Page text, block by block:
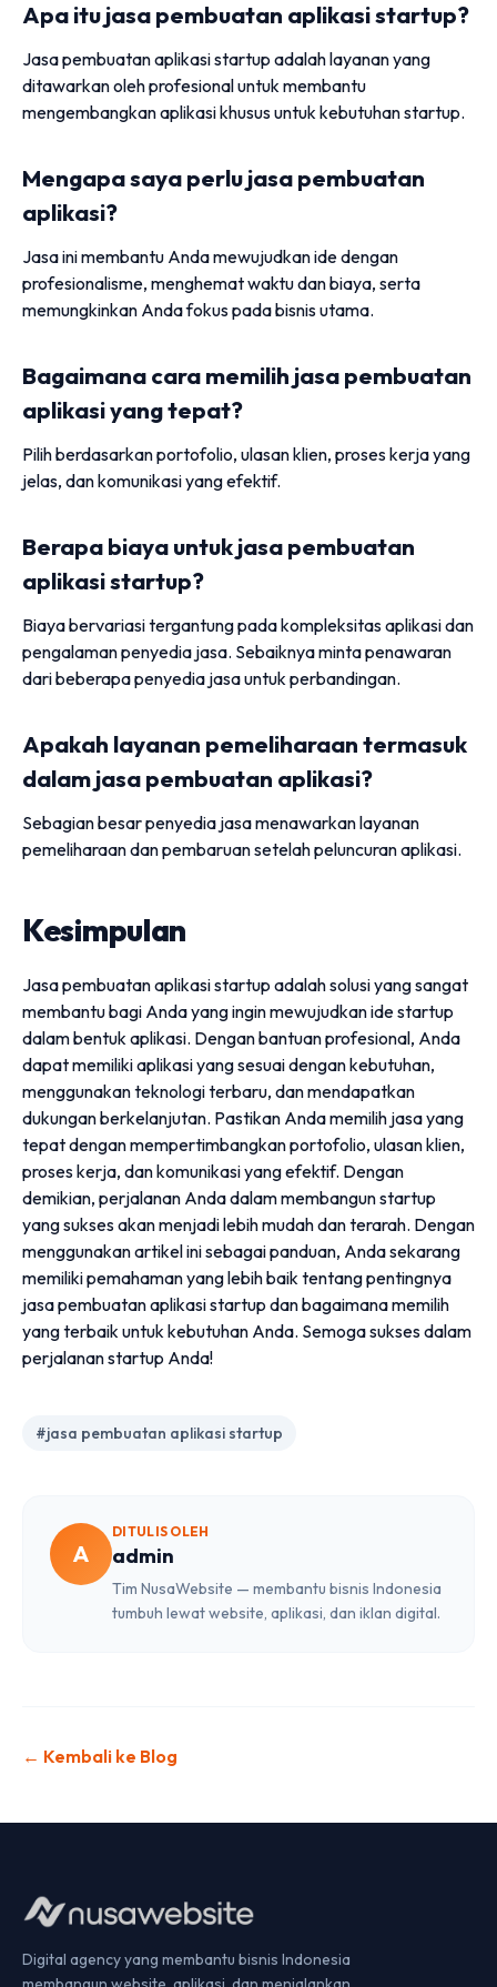
Apa itu jasa pembuatan aplikasi startup?
Jasa pembuatan aplikasi startup adalah layanan yang
ditawarkan oleh profesional untuk membantu
mengembangkan aplikasi khusus untuk kebutuhan startup.
Mengapa saya perlu jasa pembuatan
aplikasi?
Jasa ini membantu Anda mewujudkan ide dengan
profesionalisme, menghemat waktu dan biaya, serta
memungkinkan Anda fokus pada bisnis utama.
Bagaimana cara memilih jasa pembuatan
aplikasi yang tepat?
Pilih berdasarkan portofolio, ulasan klien, proses kerja yang
jelas, dan komunikasi yang efektif.
Berapa biaya untuk jasa pembuatan
aplikasi startup?
Biaya bervariasi tergantung pada kompleksitas aplikasi dan
pengalaman penyedia jasa. Sebaiknya minta penawaran
dari beberapa penyedia jasa untuk perbandingan.
Apakah layanan pemeliharaan termasuk
dalam jasa pembuatan aplikasi?
Sebagian besar penyedia jasa menawarkan layanan
pemeliharaan dan pembaruan setelah peluncuran aplikasi.
Kesimpulan
Jasa pembuatan aplikasi startup adalah solusi yang sangat
membantu bagi Anda yang ingin mewujudkan ide startup
dalam bentuk aplikasi. Dengan bantuan profesional, Anda
dapat memiliki aplikasi yang sesuai dengan kebutuhan,
menggunakan teknologi terbaru, dan mendapatkan
dukungan berkelanjutan. Pastikan Anda memilih jasa yang
tepat dengan mempertimbangkan portofolio, ulasan klien,
proses kerja, dan komunikasi yang efektif. Dengan
demikian, perjalanan Anda dalam membangun startup
yang sukses akan menjadi lebih mudah dan terarah. Dengan
menggunakan artikel ini sebagai panduan, Anda sekarang
memiliki pemahaman yang lebih baik tentang pentingnya
jasa pembuatan aplikasi startup dan bagaimana memilih
yang terbaik untuk kebutuhan Anda. Semoga sukses dalam
perjalanan startup Anda!
#jasa pembuatan aplikasi startup
A
DITULIS OLEH
admin
Tim NusaWebsite — membantu bisnis Indonesia
tumbuh lewat website, aplikasi, dan iklan digital.
← Kembali ke Blog
Digital agency yang membantu bisnis Indonesia